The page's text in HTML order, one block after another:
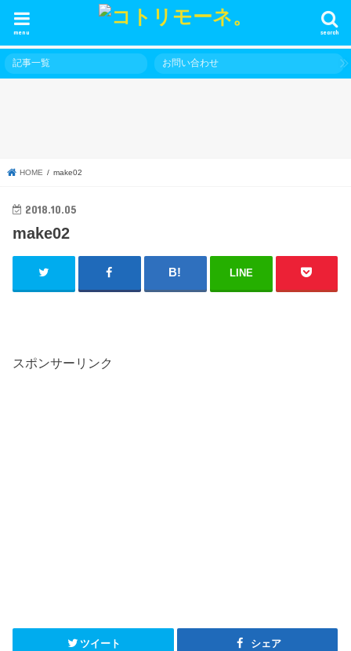
search
menu
記事一覧 お問い合わせ
HOME make02
2018.10.05
make02
LINE
スポンサーリンク
ツイート シェア